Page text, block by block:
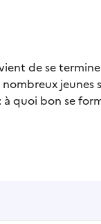
de se
jeunes
à quoi bon se